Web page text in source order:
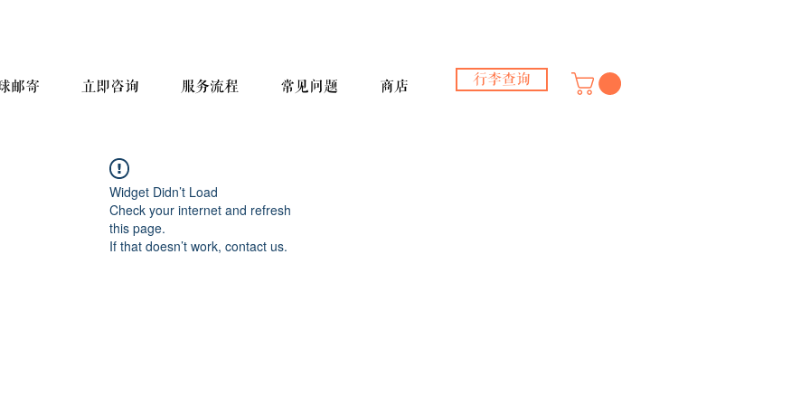
邮寄 立即咨询 服务流程 常见问题 商店 行李查询
Widget Didn’t Load
Check your internet and refresh
this page.
If that doesn’t work, contact us.